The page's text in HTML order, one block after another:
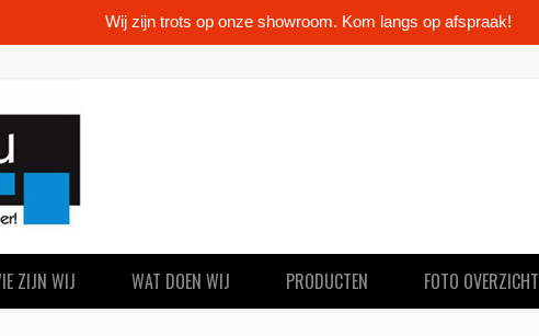
Wij zijn trots op onze showroom. Kom langs op afspraak!
ZIJN WIJ WAT DOEN WIJ PRODUCTEN FOTO OVERZICHT